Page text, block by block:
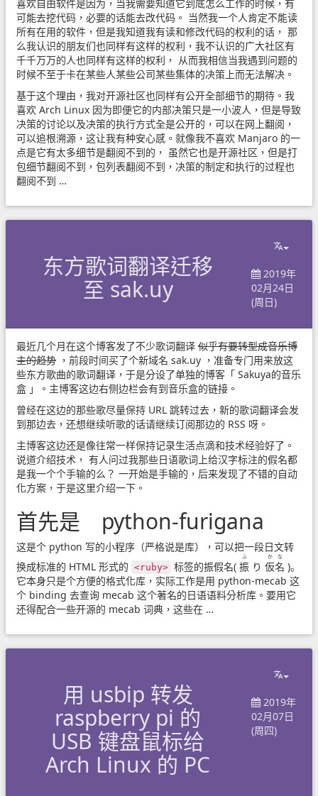
喜欢自由软件是因为，当我需要知道它到底怎么工作的时候，有
可能去挖代码，必要的话能去改代码。 当然我一个人肯定不能读
所有在用的软件，但是我知道我有读和修改代码的权利的话， 那
么我认识的朋友们也同样有这样的权利，我不认识的广大社区有
千千万万的人也同样有这样的权利， 从而我相信当我遇到问题的
时候不至于卡在某些人某些公司某些集体的决策上而无法解决。
基于这个理由，我对开源社区也同样有公开全部细节的期待。我
喜欢 Arch Linux 因为即便它的内部决策只是一小波人，但是导致
决策的讨论以及决策的执行方式全是公开的，可以在网上翻阅，
可以追根溯源，这让我有种安心感。就像我不喜欢 Manjaro 的一
点是它有太多细节是翻阅不到的， 虽然它也是开源社区，但是打
包细节翻阅不到，包列表翻阅不到，决策的制定和执行的过程也
翻阅不到 …
东方歌词翻译迁移
至 sak.uy
2019年
02月24日
(周日)
最近几个月在这个博客发了不少歌词翻译 似乎有要转型成音乐博
主的趋势 ，前段时间买了个新域名 sak.uy ，准备专门用来放这
些东方歌曲的歌词翻译，于是分设了单独的博客「 Sakuya的音乐
盒 」。主博客这边右侧边栏会有到音乐盒的链接。
曾经在这边的那些歌尽量保持 URL 跳转过去，新的歌词翻译会发
到那边去，还想继续听歌的话请继续订阅那边的 RSS 呀。
主博客这边还是像往常一样保持记录生活点滴和技术经验好了。
说道介绍技术， 有人问过我那些日语歌词上给汉字标注的假名都
是我一个个手输的么？ 一开始是手输的，后来发现了不错的自动
化方案，于是这里介绍一下。
首先是 python-furigana
这是个 python 写的小程序（严格说是库），可以把一段日文转
换成标准的 HTML 形式的 <ruby> 标签的振假名( 振
ふ
り 仮名
かな
)。
它本身只是个方便的格式化库，实际工作是用 python-mecab 这
个 binding 去查询 mecab 这个著名的日语语料分析库。要用它
还得配合一些开源的 mecab 词典，这些在 …
用 usbip 转发
raspberry pi 的
USB 键盘鼠标给
Arch Linux 的 PC
2019年
02月07日
(周四)